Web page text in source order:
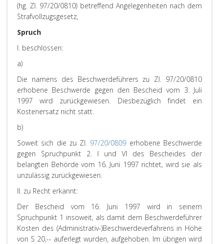
(hg. Zl. 97/20/0810) betreffend Angelegenheiten nach dem
Strafvollzugsgesetz,
Spruch
I. beschlossen:
a)
Die namens des Beschwerdeführers zu Zl. 97/20/0810
erhobene Beschwerde gegen den Bescheid vom 3. Juli
1997 wird zurückgewiesen. Diesbezüglich findet ein
Kostenersatz nicht statt.
b)
Soweit sich die zu Zl. 97/20/0809 erhobene Beschwerde
gegen Spruchpunkt 2. I und VI des Bescheides der
belangten Behörde vom 16. Juni 1997 richtet, wird sie als
unzulässig zurückgewiesen.
II. zu Recht erkannt:
Der Bescheid vom 16. Juni 1997 wird in seinem
Spruchpunkt 1 insoweit, als damit dem Beschwerdeführer
Kosten des (Administrativ-)Beschwerdeverfahrens in Höhe
von S 20,-- auferlegt wurden, aufgehoben. Im übrigen wird